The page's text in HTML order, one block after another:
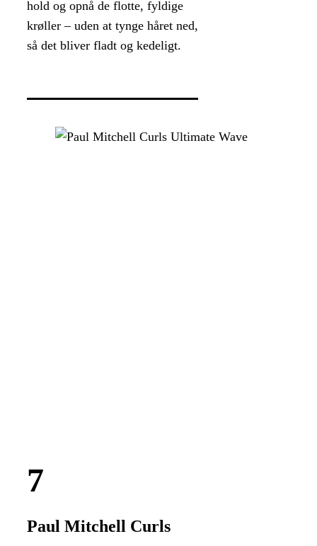
hold og opnå de flotte, fyldige
krøller – uden at tynge håret ned,
så det bliver fladt og kedeligt.
Paul Mitchell Curls